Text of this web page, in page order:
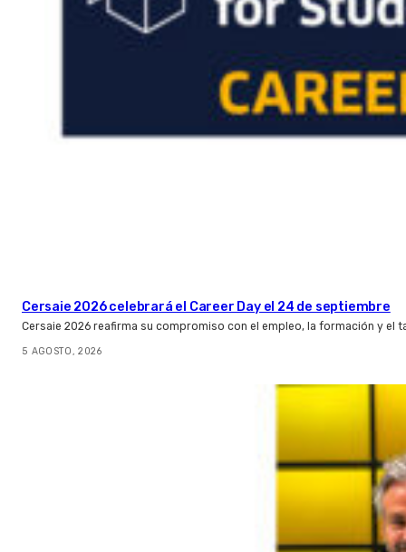
Cersaie 2026 celebrará el Career Day el 24 de septiembre
Cersaie 2026 reafirma su compromiso con el empleo, la formación y el
5 AGOSTO, 2026